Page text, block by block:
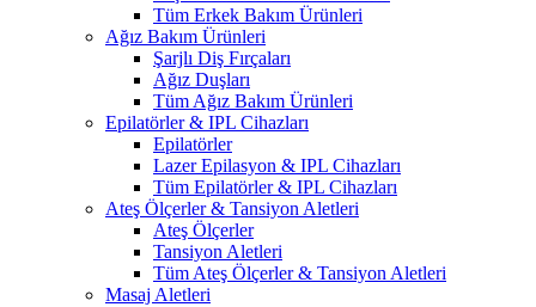
Tüm Erkek Bakım Ürünleri
Ağız Bakım Ürünleri
Şarjlı Diş Fırçaları
Ağız Duşları
Tüm Ağız Bakım Ürünleri
Epilatörler & IPL Cihazları
Epilatörler
Lazer Epilasyon & IPL Cihazları
Tüm Epilatörler & IPL Cihazları
Ateş Ölçerler & Tansiyon Aletleri
Ateş Ölçerler
Tansiyon Aletleri
Tüm Ateş Ölçerler & Tansiyon Aletleri
Masaj Aletleri